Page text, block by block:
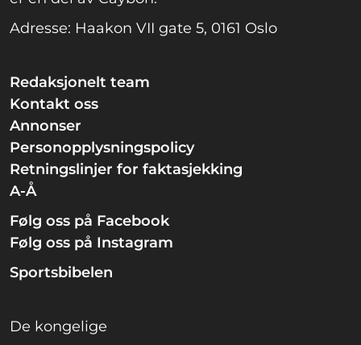
Adresse: Haakon VII gate 5, 0161 Oslo
Redaksjonelt team
Kontakt oss
Annonser
Personopplysningspolicy
Retningslinjer for faktasjekking
A-Å
Følg oss på Facebook
Følg oss på Instagram
Sportsbibelen
De kongelige